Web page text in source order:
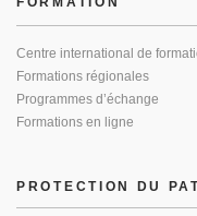
PROTECTION DU
Centre international de
Formations régionales
Programmes d’échange
Formations en ligne